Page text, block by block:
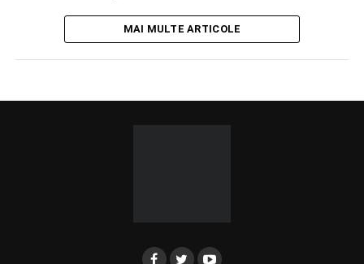
MAI MULTE ARTICOLE